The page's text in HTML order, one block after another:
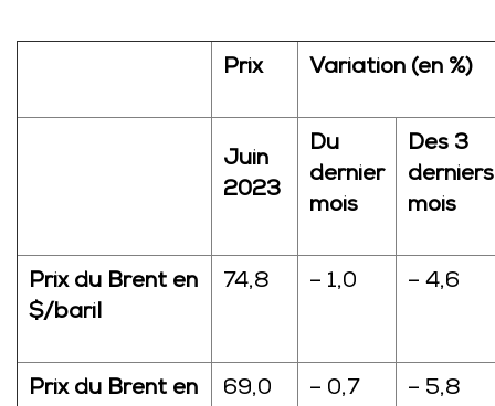
Prix Variation (en %)
Juin
2023
Du
dernier
mois
Des 3
derniers
mois
Prix du Brent en
$/baril
74,8 – 1,0 – 4,6
Prix du Brent en
69,0 – 0,7 – 5,8